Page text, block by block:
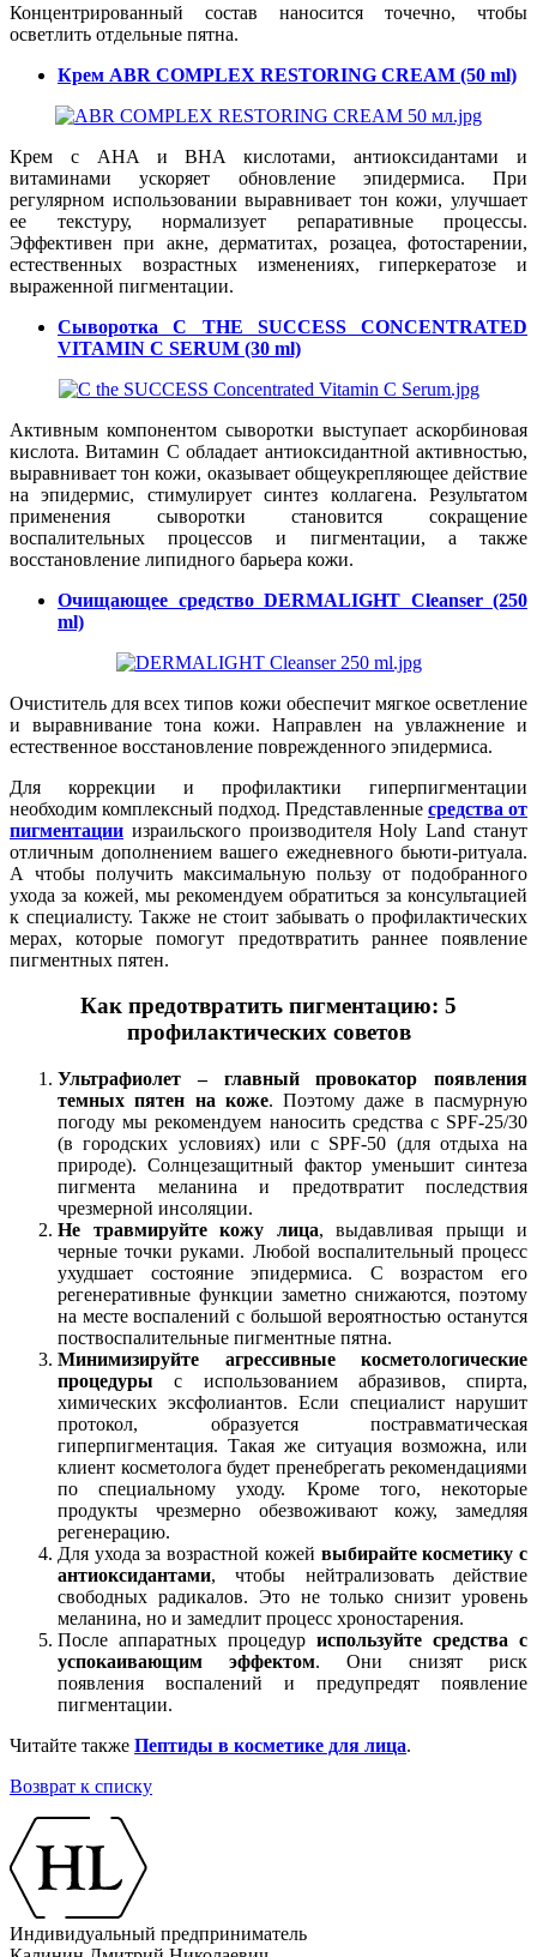
Концентрированный состав наносится точечно, чтобы
осветлить отдельные пятна.
Крем ABR COMPLEX RESTORING CREAM (50 ml)
Крем с AHA и BHA кислотами, антиоксидантами и
витаминами ускоряет обновление эпидермиса. При
регулярном использовании выравнивает тон кожи, улучшает
ее текстуру, нормализует репаративные процессы.
Эффективен при акне, дерматитах, розацеа, фотостарении,
естественных возрастных изменениях, гиперкератозе и
выраженной пигментации.
Сыворотка C THE SUCCESS CONCENTRATED
VITAMIN C SERUM (30 ml)
Активным компонентом сыворотки выступает аскорбиновая
кислота. Витамин C обладает антиоксидантной активностью,
выравнивает тон кожи, оказывает общеукрепляющее действие
на эпидермис, стимулирует синтез коллагена. Результатом
применения сыворотки становится сокращение
воспалительных процессов и пигментации, а также
восстановление липидного барьера кожи.
Очищающее средство DERMALIGHT Cleanser (250
ml)
Очиститель для всех типов кожи обеспечит мягкое осветление
и выравнивание тона кожи. Направлен на увлажнение и
естественное восстановление поврежденного эпидермиса.
Для коррекции и профилактики гиперпигментации
необходим комплексный подход. Представленные средства от
пигментации израильского производителя Holy Land станут
отличным дополнением вашего ежедневного бьюти-ритуала.
А чтобы получить максимальную пользу от подобранного
ухода за кожей, мы рекомендуем обратиться за консультацией
к специалисту. Также не стоит забывать о профилактических
мерах, которые помогут предотвратить раннее появление
пигментных пятен.
Как предотвратить пигментацию: 5
профилактических советов
Ультрафиолет – главный провокатор появления
темных пятен на коже. Поэтому даже в пасмурную
погоду мы рекомендуем наносить средства с SPF-25/30
(в городских условиях) или с SPF-50 (для отдыха на
природе). Солнцезащитный фактор уменьшит синтеза
пигмента меланина и предотвратит последствия
чрезмерной инсоляции.
Не травмируйте кожу лица, выдавливая прыщи и
черные точки руками. Любой воспалительный процесс
ухудшает состояние эпидермиса. С возрастом его
регенеративные функции заметно снижаются, поэтому
на месте воспалений с большой вероятностью останутся
поствоспалительные пигментные пятна.
Минимизируйте агрессивные косметологические
процедуры с использованием абразивов, спирта,
химических эксфолиантов. Если специалист нарушит
протокол, образуется постравматическая
гиперпигментация. Такая же ситуация возможна, или
клиент косметолога будет пренебрегать рекомендациями
по специальному уходу. Кроме того, некоторые
продукты чрезмерно обезвоживают кожу, замедляя
регенерацию.
Для ухода за возрастной кожей выбирайте косметику с
антиоксидантами, чтобы нейтрализовать действие
свободных радикалов. Это не только снизит уровень
меланина, но и замедлит процесс хроностарения.
После аппаратных процедур используйте средства с
успокаивающим эффектом. Они снизят риск
появления воспалений и предупредят появление
пигментации.
Читайте также Пептиды в косметике для лица.
Возврат к списку
Индивидуальный предприниматель